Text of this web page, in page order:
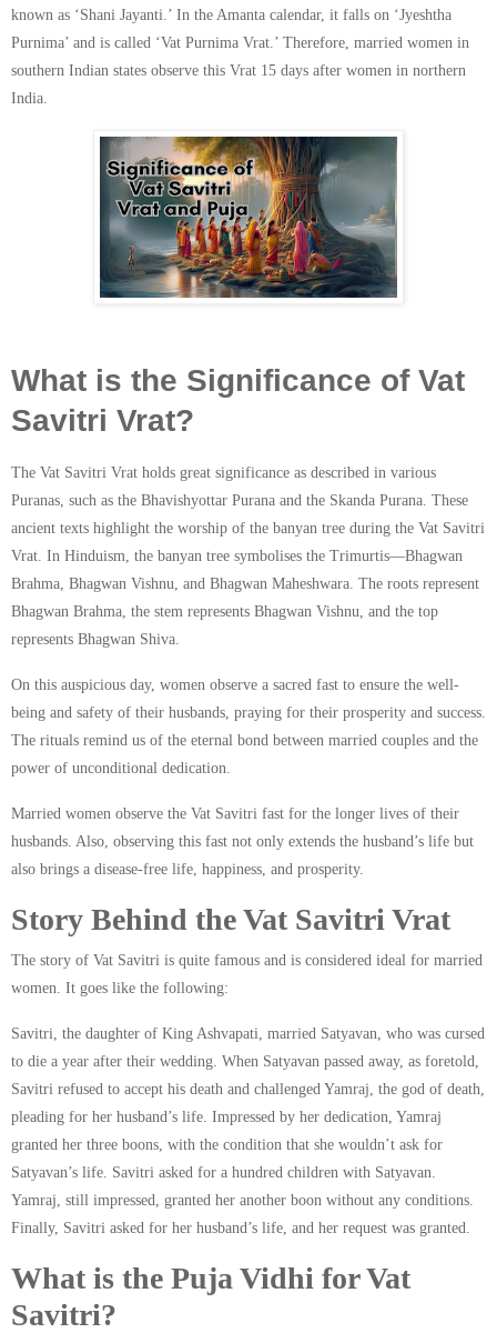
known as ‘Shani Jayanti.’ In the Amanta calendar, it falls on ‘Jyeshtha
Purnima’ and is called ‘Vat Purnima Vrat.’ Therefore, married women in
southern Indian states observe this Vrat 15 days after women in northern
India.
What is the Significance of Vat
Savitri Vrat?
The Vat Savitri Vrat holds great significance as described in various
Puranas, such as the Bhavishyottar Purana and the Skanda Purana. These
ancient texts highlight the worship of the banyan tree during the Vat Savitri
Vrat. In Hinduism, the banyan tree symbolises the Trimurtis—Bhagwan
Brahma, Bhagwan Vishnu, and Bhagwan Maheshwara. The roots represent
Bhagwan Brahma, the stem represents Bhagwan Vishnu, and the top
represents Bhagwan Shiva.
On this auspicious day, women observe a sacred fast to ensure the well-
being and safety of their husbands, praying for their prosperity and success.
The rituals remind us of the eternal bond between married couples and the
power of unconditional dedication.
Married women observe the Vat Savitri fast for the longer lives of their
husbands. Also, observing this fast not only extends the husband’s life but
also brings a disease-free life, happiness, and prosperity.
Story Behind the Vat Savitri Vrat
The story of Vat Savitri is quite famous and is considered ideal for married
women. It goes like the following:
Savitri, the daughter of King Ashvapati, married Satyavan, who was cursed
to die a year after their wedding. When Satyavan passed away, as foretold,
Savitri refused to accept his death and challenged Yamraj, the god of death,
pleading for her husband’s life. Impressed by her dedication, Yamraj
granted her three boons, with the condition that she wouldn’t ask for
Satyavan’s life. Savitri asked for a hundred children with Satyavan.
Yamraj, still impressed, granted her another boon without any conditions.
Finally, Savitri asked for her husband’s life, and her request was granted.
What is the Puja Vidhi for Vat
Savitri?